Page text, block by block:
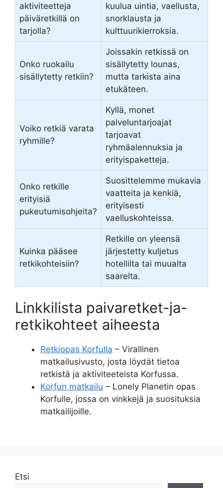
aktiviteetteja
päiväretkillä on
tarjolla?
kuulua uintia, vaellusta,
snorklausta ja
kulttuurikierroksia.
Onko ruokailu
sisällytetty retkiin?
Joissakin retkissä on
sisällytetty lounas,
mutta tarkista aina
etukäteen.
Voiko retkiä varata
ryhmille?
Kyllä, monet
palveluntarjoajat
tarjoavat
ryhmäalennuksia ja
erityispaketteja.
Onko retkille
erityisiä
pukeutumisohjeita?
Suosittelemme mukavia
vaatteita ja kenkiä,
erityisesti
vaelluskohteissa.
Kuinka pääsee
retkikohteisiin?
Retkille on yleensä
järjestetty kuljetus
hotellilta tai muualta
saarelta.
Linkkilista paivaretket-ja-
retkikohteet aiheesta
Retkiopas Korfulla – Virallinen
matkailusivusto, josta löydät tietoa
retkistä ja aktiviteeteista Korfussa.
Korfun matkailu – Lonely Planetin opas
Korfulle, jossa on vinkkejä ja suosituksia
matkailijoille.
Etsi